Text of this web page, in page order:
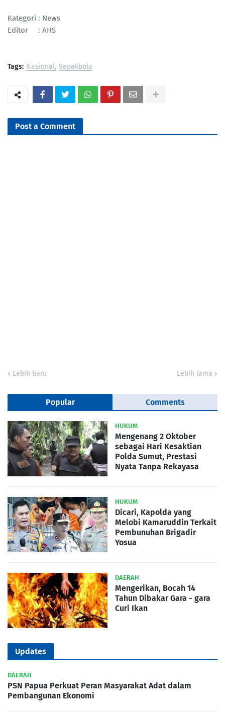
Kategori : News
Editor : AHS
Tags: Nasional Sepakbola
Post a Comment
Lebih baru Lebih lama
Popular Comments
HUKUM
Mengenang 2 Oktober
sebagai Hari Kesaktian
Polda Sumut, Prestasi
Nyata Tanpa Rekayasa
HUKUM
Dicari, Kapolda yang
Melobi Kamaruddin Terkait
Pembunuhan Brigadir
Yosua
DAERAH
Mengerikan, Bocah 14
Tahun Dibakar Gara - gara
Curi Ikan
Updates
DAERAH
PSN Papua Perkuat Peran Masyarakat Adat dalam
Pembangunan Ekonomi